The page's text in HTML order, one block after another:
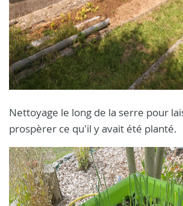
Nettoyage le long de la serre pour
prospèrer ce qu'il y avait été planté.